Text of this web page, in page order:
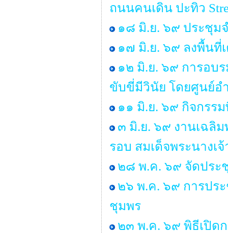
ถนนคนเดิน ปะทิว
๑๘ มิ.ย. ๖๙ ประชุม
๑๗ มิ.ย. ๖๙ ลงพื้นที่
๑๒ มิ.ย. ๖๙ การอบ
ขับขี่มีวินัย โดยศูนย์อ
๑๑ มิ.ย. ๖๙ กิจกรร
๓ มิ.ย. ๖๙ งานเฉลิ
รอบ สมเด็จพระนางเ
๒๘ พ.ค. ๖๙ จัดประ
๒๖ พ.ค. ๖๙ การปร
ชุมพร
๒๓ พ.ค. ๖๙ พิธีเปิด